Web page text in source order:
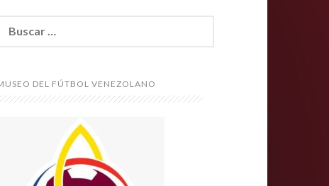
DEL FÚTBOL VENEZOLANO